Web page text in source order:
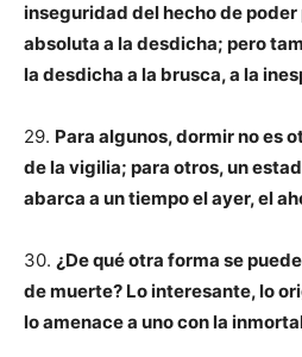
inseguridad del hecho de
absoluta a la desdicha; pero
la desdicha a la brusca, a la
29. Para algunos, dormir no es
de la vigilia; para otros, un
abarca a un tiempo el ayer, el
30. ¿De qué otra forma se
de muerte? Lo interesante, lo
lo amenace a uno con la